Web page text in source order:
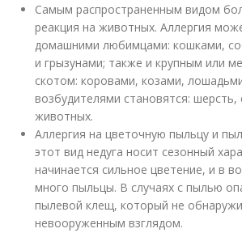
Самым распространенным видом
реакция на животных. Аллергия
домашними любимцами: кошками,
и грызунами; также и крупным или
скотом: коровами, козами,
возбудителями становятся:
животных.
Аллергия на цветочную пыльцу и
этот вид недуга носит сезонный
начинается сильное цветение, и в
много пыльцы. В случаях с пылью
пылевой клещ, который не
невооруженным взглядом.